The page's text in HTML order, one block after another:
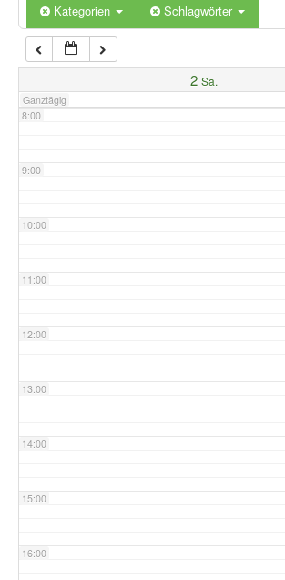
Kategorien Schlagwörter
2 Sa.
Ganztägig
7:00
8:00
9:00
10:00
11:00
12:00
13:00
14:00
15:00
16:00